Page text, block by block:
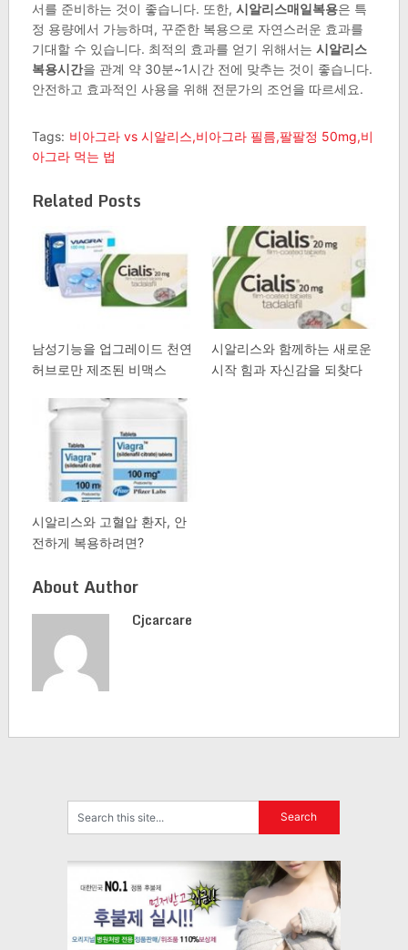
서를 준비하는 것이 좋습니다. 또한, 시알리스매일복용은 특
정 용량에서 가능하며, 꾸준한 복용으로 자연스러운 효과를
기대할 수 있습니다. 최적의 효과를 얻기 위해서는 시알리스
복용시간을 관계 약 30분~1시간 전에 맞추는 것이 좋습니다.
안전하고 효과적인 사용을 위해 전문가의 조언을 따르세요.
Tags: 비아그라 vs 시알리스,비아그라 필름,팔팔정 50mg,비
아그라 먹는 법
Related Posts
남성기능을 업그레이드 천연
허브로만 제조된 비맥스
시알리스와 함께하는 새로운
시작 힘과 자신감을 되찾다
시알리스와 고혈압 환자, 안
전하게 복용하려면?
About Author
Cjcarcare